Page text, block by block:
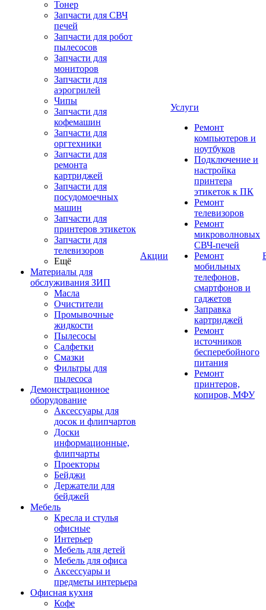
Тонер
Запчасти для СВЧ
печей
Запчасти для робот
пылесосов
Запчасти для
мониторов
Запчасти для
аэрогрилей
Чипы
Запчасти для
кофемашин
Запчасти для
оргтехники
Запчасти для
ремонта
картриджей
Запчасти для
посудомоечных
машин
Запчасти для
принтеров этикеток
Запчасти для
телевизоров
Ещё
Материалы для
обслуживания ЗИП
Масла
Очистители
Промывочные
жидкости
Пылесосы
Салфетки
Смазки
Фильтры для
пылесоса
Демонстрационное
оборудование
Аксессуары для
досок и флипчартов
Доски
информационные,
флипчарты
Проекторы
Бейджи
Держатели для
бейджей
Мебель
Кресла и стулья
офисные
Интерьер
Мебель для детей
Мебель для офиса
Аксессуары и
предметы интерьера
Офисная кухня
Кофе
Акции
Услуги
Ремонт
компьютеров и
ноутбуков
Подключение и
настройка
принтера
этикеток к ПК
Ремонт
телевизоров
Ремонт
микроволновых
СВЧ-печей
Ремонт
мобильных
телефонов,
смартфонов и
гаджетов
Заправка
картриджей
Ремонт
источников
бесперебойного
питания
Ремонт
принтеров,
копиров, МФУ